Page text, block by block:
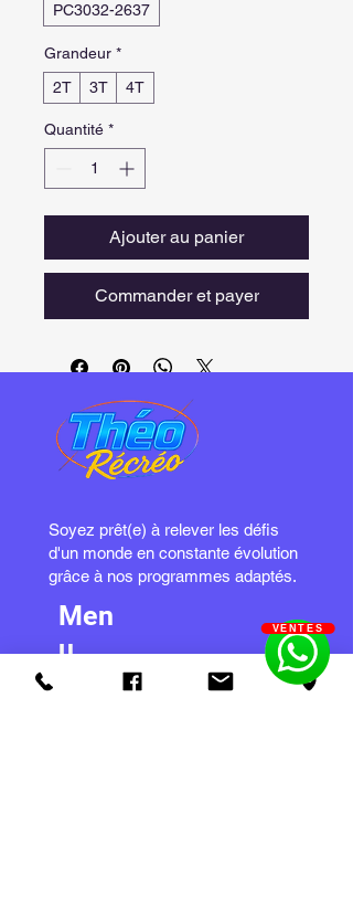
PC3032-2637
Grandeur *
2T
3T 4T
Quantité *
Ajouter au panier
Commander et payer
Soyez prêt(e) à relever les défis
d'un monde en constante évolution
grâce à nos programmes adaptés.
Men
u
VENTES